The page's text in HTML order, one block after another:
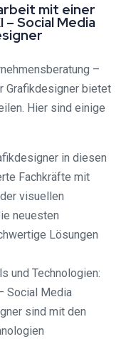
mit einer
Social Media
–
Grafikdesigner bietet
Hier sind einige
in diesen
Fachkräfte mit
visuellen
neuesten
Lösungen
und Technologien:
Social Media
sind mit den